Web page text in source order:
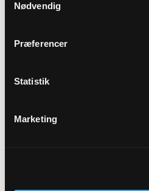
Nødvendig
Præferencer
Statistik
Marketing
Der er ingen forestående